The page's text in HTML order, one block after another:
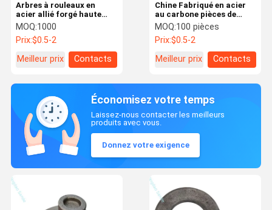
Arbres à rouleaux en
acier allié forgé haute
performance – Broches
personnalisées de qualité
industrielle
MOQ:1000
Prix:$0.5-2
Meilleur prix
Contacts
Chine Fabriqué en acier
au carbone pièces de
forgeage de fourche
d'embrayage
MOQ:100 pièces
Prix:$0.5-2
Meilleur prix
Contacts
Économisez votre temps
Laissez-nous contacter les meilleurs
produits avec vous.
Donnez votre exigence